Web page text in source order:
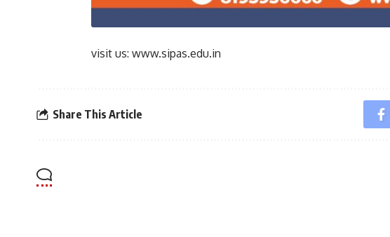
visit us: www.sipas.edu.in
Share This Article